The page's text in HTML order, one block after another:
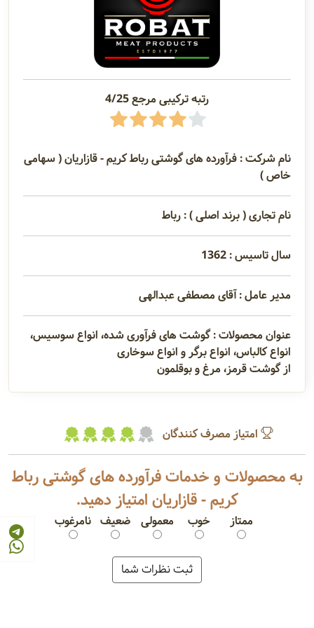
رتبه ترکیبی مرجع 4/25
نام شرکت : فرآورده های گوشتی رباط کریم - قازاریان ( سهامی
خاص )
نام تجاری ( برند اصلی ) : رباط
سال تاسیس : 1362
مدیر عامل : آقای مصطفی عبدالهی
عنوان محصولات : گوشت های فرآوری شده، انواع سوسیس،
انواع کالباس، انواع برگر و انواع سوخاری
از گوشت قرمز، مرغ و بوقلمون
امتیاز مصرف کنندگان
به محصولات و خدمات فرآورده های گوشتی رباط
کریم - قازاریان امتیاز دهید.
نامرغوب ضعیف معمولی خوب ممتاز